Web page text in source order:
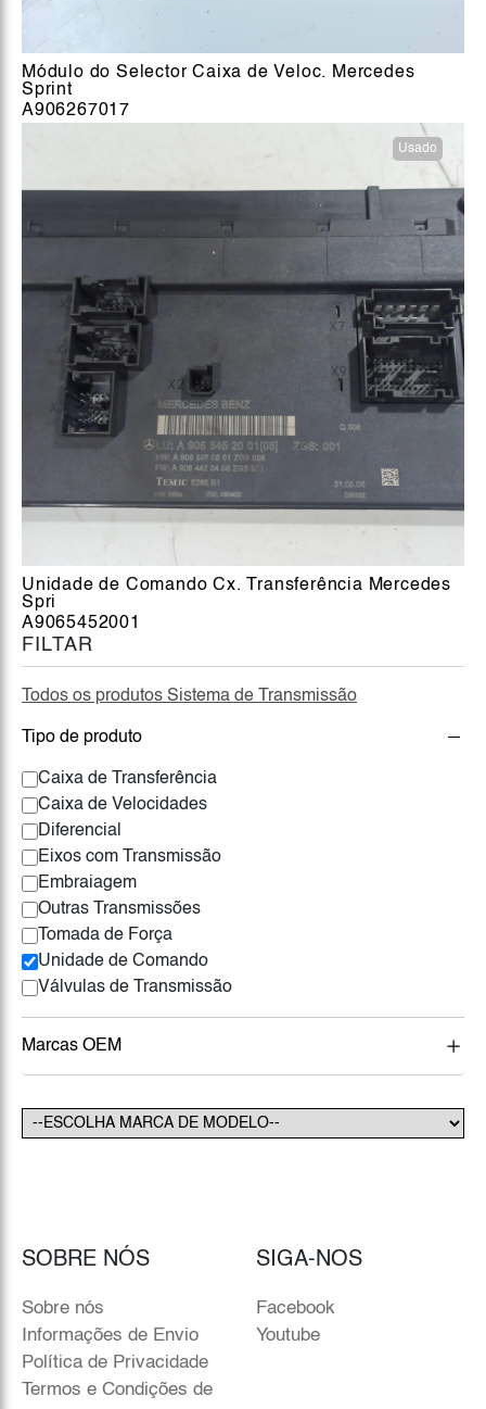
FILTAR
Todos os produtos Sistema de Transmissão
Tipo de produto
Caixa de Transferência
Caixa de Velocidades
Diferencial
Eixos com Transmissão
Embraiagem
Outras Transmissões
Tomada de Força
Unidade de Comando
Válvulas de Transmissão
Marcas OEM
Módulo do Selector Caixa de Veloc. Mercedes
Sprint
A906267017
Usado
Unidade de Comando Cx. Transferência Mercedes
Spri
A9065452001
SOBRE NÓS
Sobre nós
Informações de Envio
Política de Privacidade
Termos e Condições de
SIGA-NOS
Facebook
Youtube